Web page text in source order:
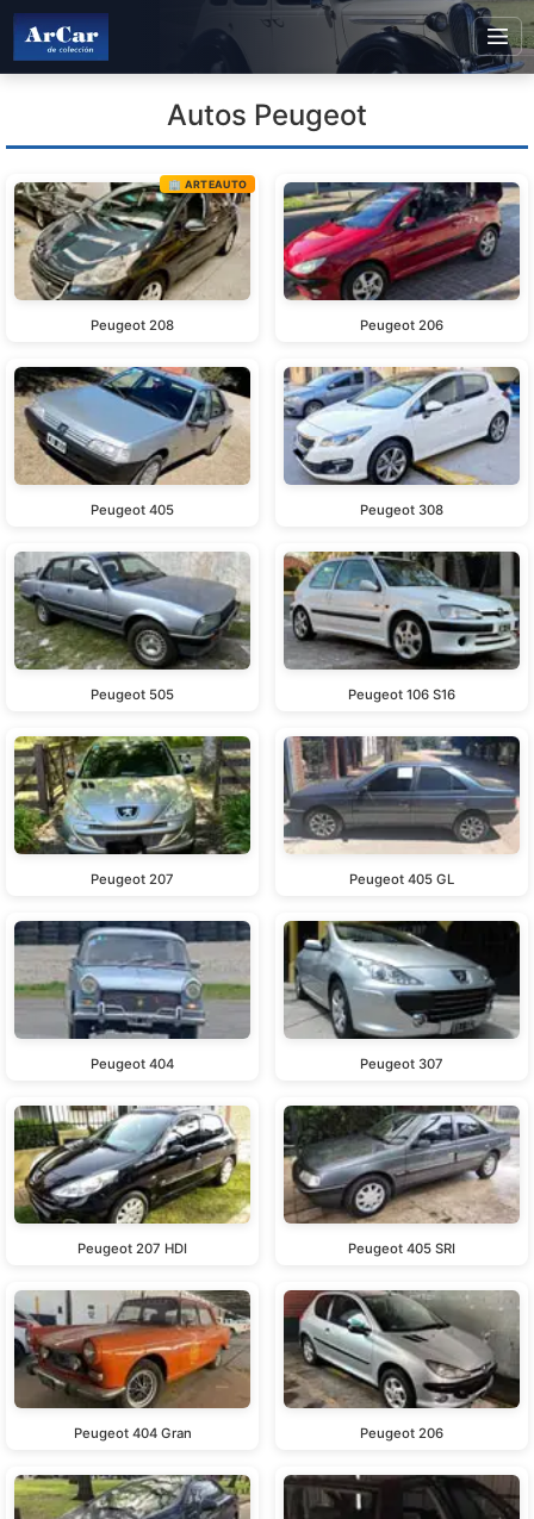
Autos Peugeot
🏢 ARTEAUTO
Peugeot 208 Peugeot 206
Peugeot 405 Peugeot 308
Peugeot 505 Peugeot 106 S16
Peugeot 207 Peugeot 405 GL
Peugeot 404 Peugeot 307
Peugeot 207 HDI Peugeot 405 SRI
Peugeot 404 Gran Peugeot 206